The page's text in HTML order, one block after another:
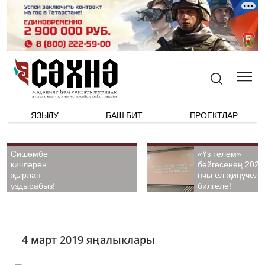
ЯЗЫЛУ БАШ БИТ ПРОЕКТЛАР
Сишәмбе
кичләрен
җырлап
уздырабыз!
«Үз телем»
бәйгесенең 2026
нчы ел
билгеле!
4 март 2019 яңалыклары